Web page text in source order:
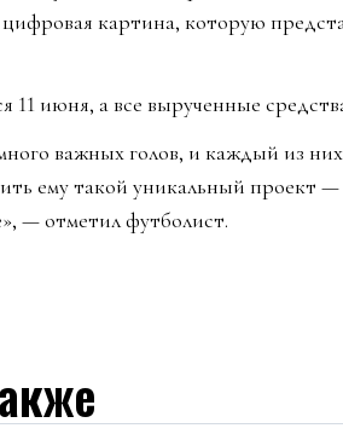
цифровая картина, которую
11 июня, а все вырученные
важных голов, и каждый из
ему такой уникальный проект
— отметил футболист.